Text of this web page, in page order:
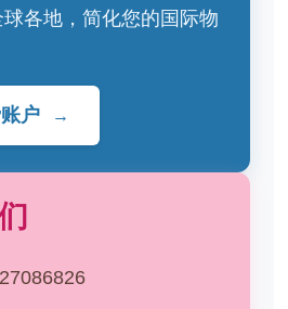
各地，简化您的国际物
户 →